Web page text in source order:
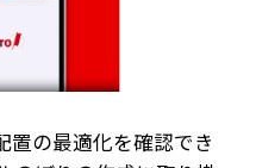
置の最適化を確認でき